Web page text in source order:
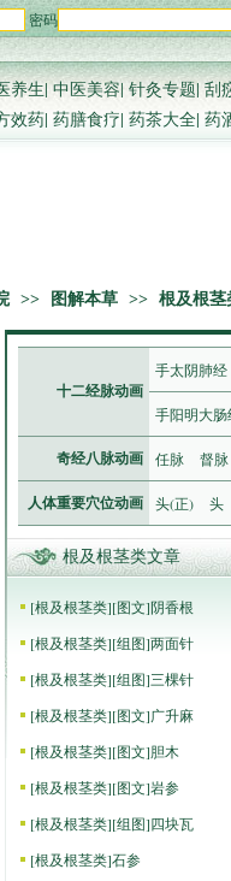
密码
养生|中医美容|针灸专题|刮
效药| 药膳食疗| 药茶大全| 药
>> 图解本草 >> 根及根茎
十二经脉动画
手太阴肺经
手阳明大肠
奇经八脉动画 任脉 督脉
人体重要穴位动画 头(正) 头
根及根茎类文章
[根及根茎类][图文]阴香根
[根及根茎类][组图]两面针
[根及根茎类][组图]三棵针
[根及根茎类][图文]广升麻
[根及根茎类][图文]胆木
[根及根茎类][图文]岩参
[根及根茎类][组图]四块瓦
[根及根茎类]石参